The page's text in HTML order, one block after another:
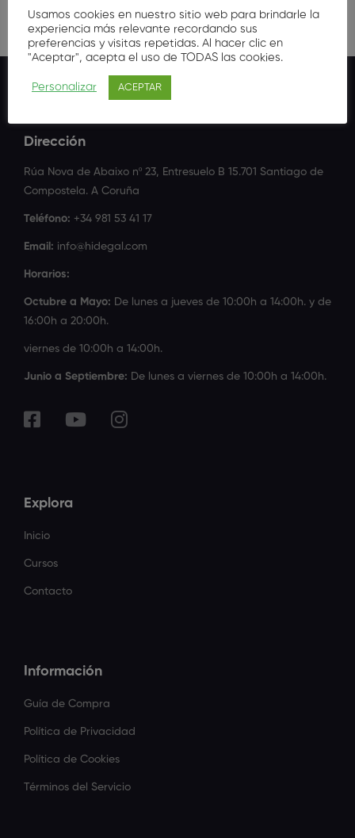
Dirección
Rúa Nova de Abaixo nº 23, Entresuelo B 15.701 Santiago de
Compostela. A Coruña
Teléfono: +34 981 53 41 17
Email: info@hidegal.com
Horarios:
Octubre a Mayo: De lunes a jueves de 10:00h a 14:00h. y de
16:00h a 20:00h.
viernes de 10:00h a 14:00h.
Junio a Septiembre: De lunes a viernes de 10:00h a 14:00h.
Explora
Inicio
Cursos
Contacto
Información
Guía de Compra
Política de Privacidad
Política de Cookies
Términos del Servicio
Usamos cookies en nuestro sitio web para brindarle la
experiencia más relevante recordando sus
preferencias y visitas repetidas. Al hacer clic en
"Aceptar", acepta el uso de TODAS las cookies.
Personalizar ACEPTAR